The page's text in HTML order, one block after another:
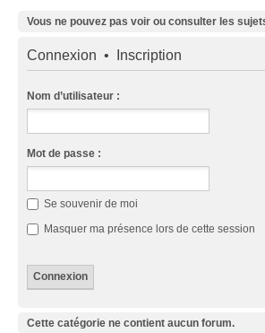
Vous ne pouvez pas voir ou consulter les
Connexion • Inscription
Nom d’utilisateur :
Mot de passe :
Se souvenir de moi
Masquer ma présence lors de cette session
Cette catégorie ne contient aucun forum.